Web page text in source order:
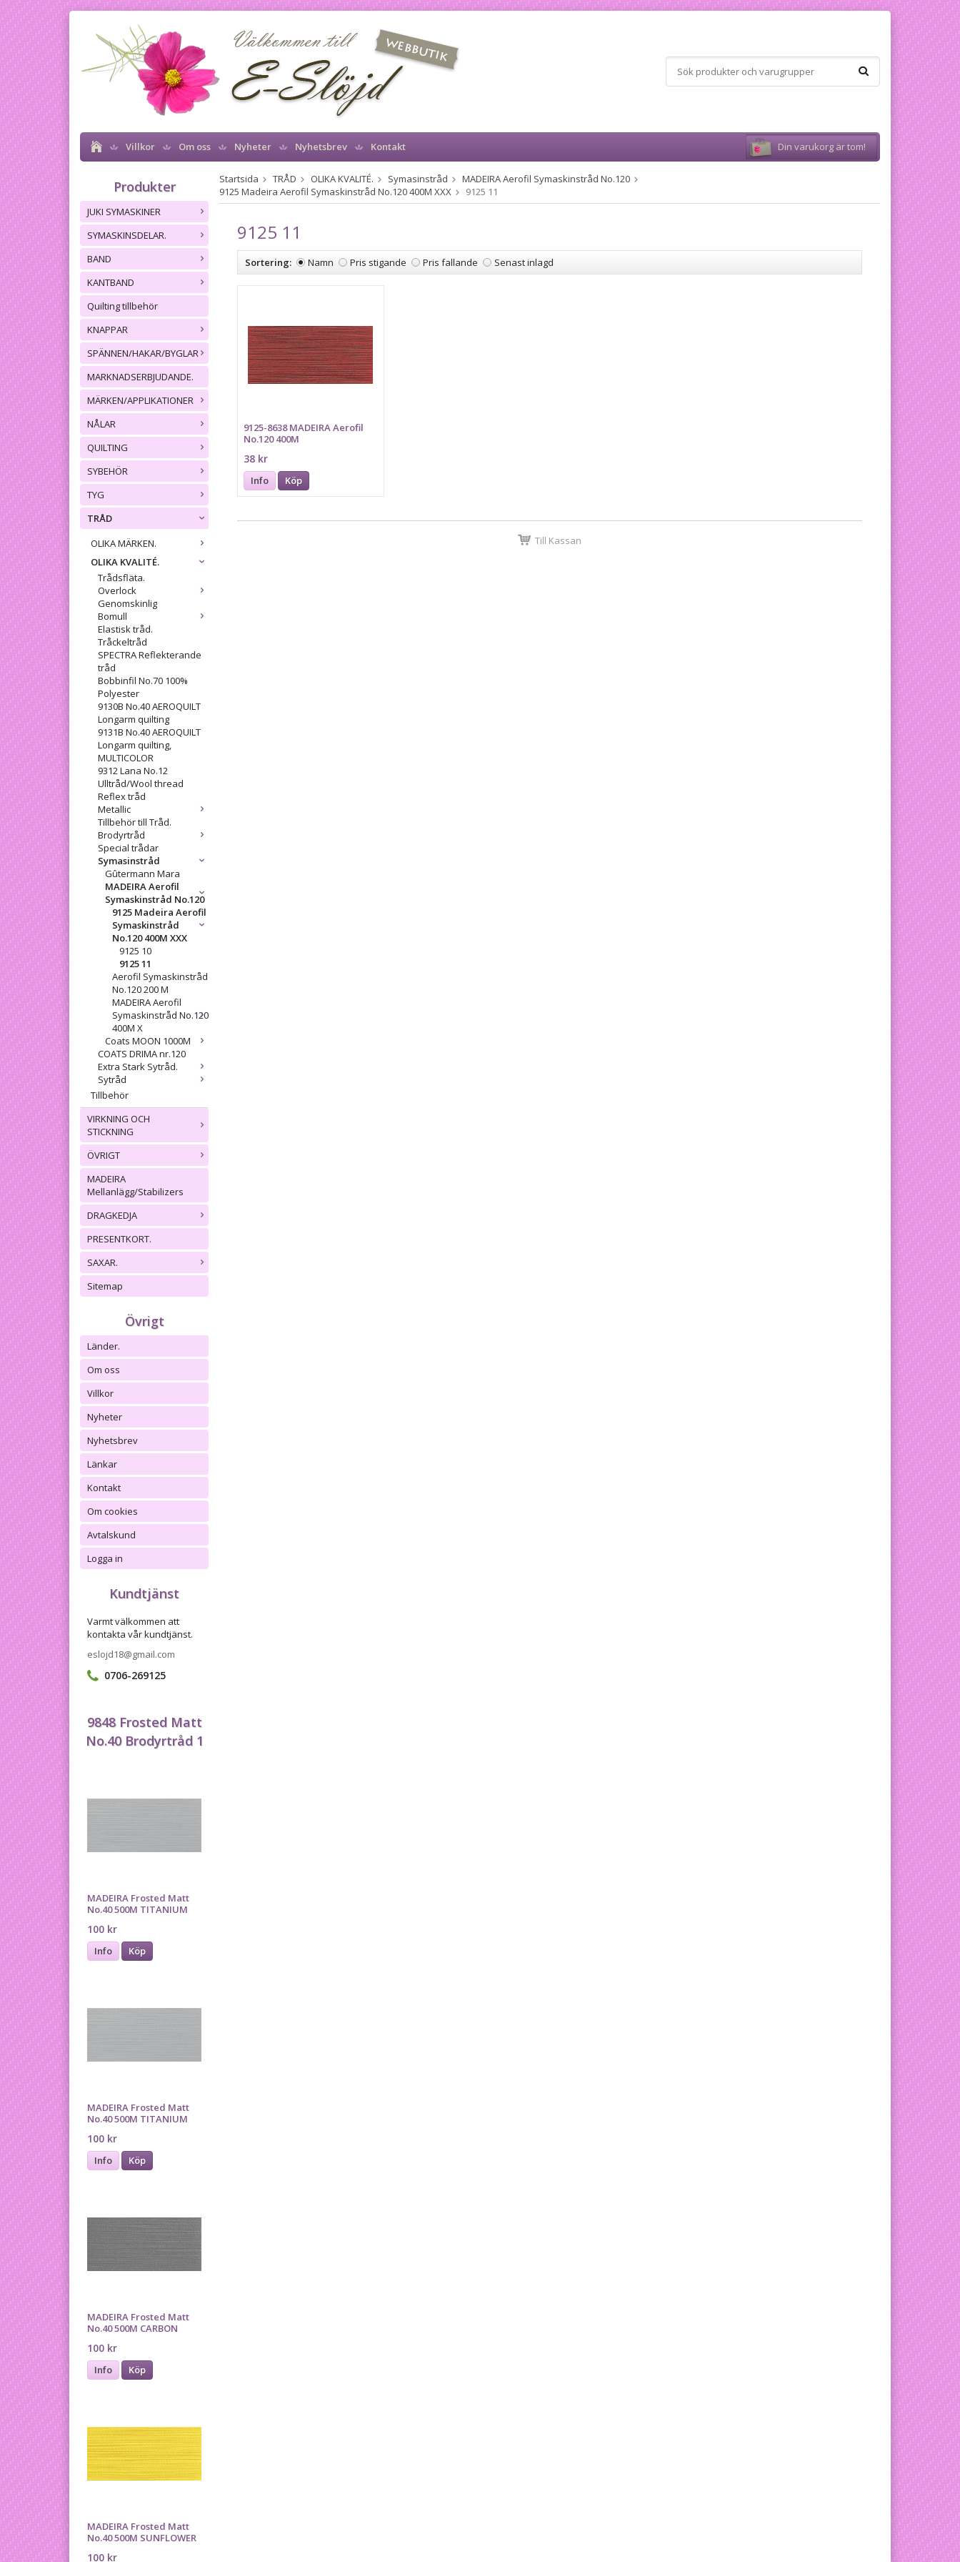
Villkor Om oss Nyheter Nyhetsbrev Kontakt Din varukorg är tom!
Produkter
JUKI SYMASKINER
SYMASKINSDELAR.
BAND
KANTBAND
Quilting tillbehör
KNAPPAR
SPÄNNEN/HAKAR/BYGLAR
MARKNADSERBJUDANDE.
MÄRKEN/APPLIKATIONER
NÅLAR
QUILTING
SYBEHÖR
TYG
TRÅD
OLIKA MÄRKEN.
OLIKA KVALITÉ.
Trådsfläta.
Overlock
Genomskinlig
Bomull
Elastisk tråd.
Tråckeltråd
SPECTRA Reflekterande
tråd
Bobbinfil No.70 100%
Polyester
9130B No.40 AEROQUILT
Longarm quilting
9131B No.40 AEROQUILT
Longarm quilting,
MULTICOLOR
9312 Lana No.12
Ulltråd/Wool thread
Reflex tråd
Metallic
Tillbehör till Tråd.
Brodyrtråd
Special trådar
Symasinstråd
Gûtermann Mara
MADEIRA Aerofil
Symaskinstråd No.120
9125 Madeira Aerofil
Symaskinstråd
No.120 400M XXX
9125 10
9125 11
Aerofil Symaskinstråd
No.120 200 M
MADEIRA Aerofil
Symaskinstråd No.120
400M X
Coats MOON 1000M
COATS DRIMA nr.120
Extra Stark Sytråd.
Sytråd
Tillbehör
VIRKNING OCH
STICKNING
ÖVRIGT
MADEIRA
Mellanlägg/Stabilizers
DRAGKEDJA
PRESENTKORT.
SAXAR.
Sitemap
Övrigt
Länder.
Om oss
Villkor
Nyheter
Nyhetsbrev
Länkar
Kontakt
Om cookies
Avtalskund
Logga in
Kundtjänst
Varmt välkommen att
kontakta vår kundtjänst.
eslojd18@gmail.com
0706-269125
9848 Frosted Matt
No.40 Brodyrtråd 1
MADEIRA Frosted Matt
No.40 500M TITANIUM
100 kr
Info Köp
MADEIRA Frosted Matt
No.40 500M TITANIUM
100 kr
Info Köp
MADEIRA Frosted Matt
No.40 500M CARBON
100 kr
Info Köp
MADEIRA Frosted Matt
No.40 500M SUNFLOWER
100 kr
Startsida TRÅD OLIKA KVALITÉ. Symasinstråd
MADEIRA Aerofil Symaskinstråd No.120
9125 Madeira Aerofil Symaskinstråd No.120 400M XXX
9125 11
9125 11
Sortering: Namn Pris stigande Pris fallande Senast inlagd
9125-8638 MADEIRA Aerofil
No.120 400M
38 kr
Info Köp
Till Kassan